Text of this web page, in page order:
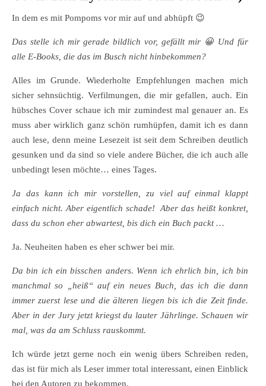
In dem es mit Pompoms vor mir auf und abhüpft 😉
Das stelle ich mir gerade bildlich vor, gefällt mir 😀 Und für
alle E-Books, die das im Busch nicht hinbekommen?
Alles im Grunde. Wiederholte Empfehlungen machen mich
sicher sehnsüchtig. Verfilmungen, die mir gefallen, auch. Ein
hübsches Cover schaue ich mir zumindest mal genauer an. Es
muss aber wirklich ganz schön rumhüpfen, damit ich es dann
auch lese, denn meine Lesezeit ist seit dem Schreiben deutlich
gesunken und da sind so viele andere Bücher, die ich auch alle
unbedingt lesen möchte… eines Tages.
Ja das kann ich mir vorstellen, zu viel auf einmal klappt
einfach nicht. Aber eigentlich schade! Aber das heißt konkret,
dass du schon eher abwartest, bis dich ein Buch packt …
Ja. Neuheiten haben es eher schwer bei mir.
Da bin ich ein bisschen anders. Wenn ich ehrlich bin, ich bin
manchmal so „heiß“ auf ein neues Buch, das ich die dann
immer zuerst lese und die älteren liegen bis ich die Zeit finde.
Aber in der Jury jetzt kriegst du lauter Jährlinge. Schauen wir
mal, was da am Schluss rauskommt.
Ich würde jetzt gerne noch ein wenig übers Schreiben reden,
das ist für mich als Leser immer total interessant, einen Einblick
bei den Autoren zu bekommen.